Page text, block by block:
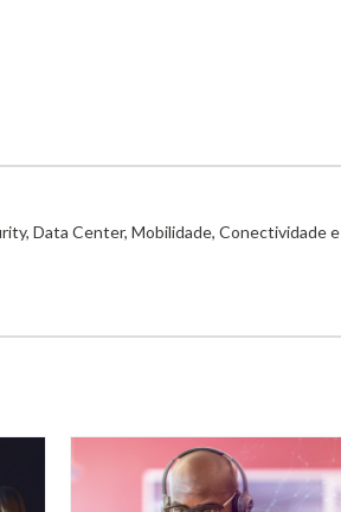
Data Center, Mobilidade, Conectividade e